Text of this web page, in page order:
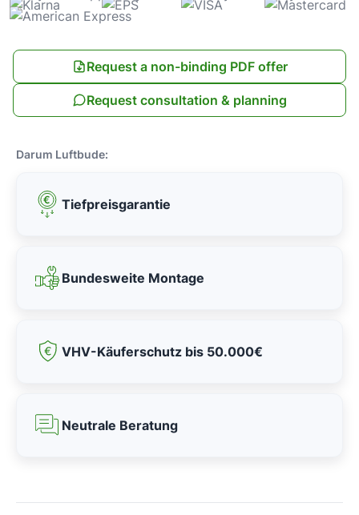
Request a non-binding PDF offer
Request consultation & planning
Darum Luftbude:
Tiefpreisgarantie
Bundesweite Montage
VHV-Käuferschutz bis 50.000€
Neutrale Beratung